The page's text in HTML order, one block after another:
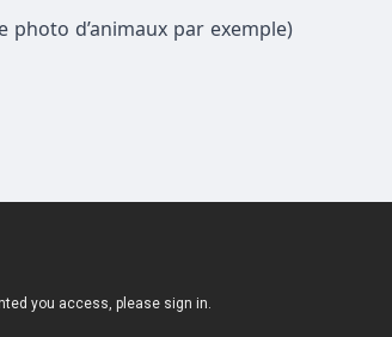
d’animaux par exemple)